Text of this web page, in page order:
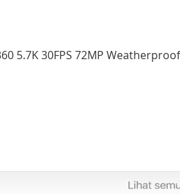
5.7K 30FPS 72MP Weatherproof